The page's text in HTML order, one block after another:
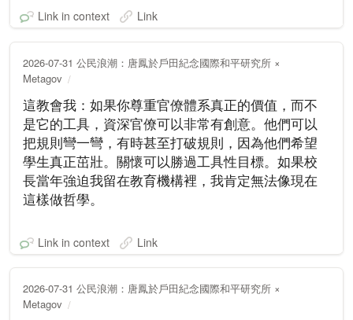
Link in context Link
2026-07-31 公民浪潮：唐鳳於戶田紀念國際和平研究所 ×
Metagov
這教會我：如果你尊重官僚體系真正的價值，而不
是它的工具，資深官僚可以非常有創意。他們可以
把規則彎一彎，有時甚至打破規則，因為他們希望
學生真正茁壯。關懷可以勝過工具性目標。如果校
長當年強迫我留在教育機構裡，我肯定無法像現在
這樣做哲學。
Link in context Link
2026-07-31 公民浪潮：唐鳳於戶田紀念國際和平研究所 ×
Metagov